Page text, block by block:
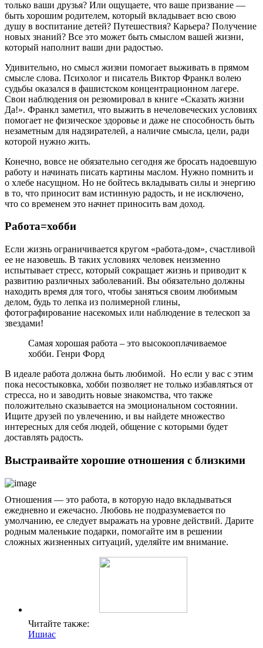
только ваши друзья? Или ощущаете, что ваше призвание —
быть хорошим родителем, который вкладывает всю свою
душу в воспитание детей? Путешествия? Карьера? Получение
новых знаний? Все это может быть смыслом вашей жизни,
который наполнит ваши дни радостью.
Удивительно, но смысл жизни помогает выживать в прямом
смысле слова. Психолог и писатель Виктор Франкл волею
судьбы оказался в фашистском концентрационном лагере.
Свои наблюдения он резюмировал в книге «Сказать жизни
Да!». Франкл заметил, что выжить в нечеловеческих условиях
помогает не физическое здоровье и даже не способность быть
незаметным для надзирателей, а наличие смысла, цели, ради
которой нужно жить.
Конечно, вовсе не обязательно сегодня же бросать надоевшую
работу и начинать писать картины маслом. Нужно помнить и
о хлебе насущном. Но не бойтесь вкладывать силы и энергию
в то, что приносит вам истинную радость, и не исключено,
что со временем это начнет приносить вам доход.
Работа=хобби
Если жизнь ограничивается кругом «работа-дом», счастливой
ее не назовешь. В таких условиях человек неизменно
испытывает стресс, который сокращает жизнь и приводит к
развитию различных заболеваний. Вы обязательно должны
находить время для того, чтобы заняться своим любимым
делом, будь то лепка из полимерной глины,
фотографирование насекомых или наблюдение в телескоп за
звездами!
Самая хорошая работа – это высокооплачиваемое
хобби. Генри Форд
В идеале работа должна быть любимой. Но если у вас с этим
пока несостыковка, хобби позволяет не только избавляться от
стресса, но и заводить новые знакомства, что также
положительно сказывается на эмоциональном состоянии.
Ищите друзей по увлечению, и вы найдете множество
интересных для себя людей, общение с которыми будет
доставлять радость.
Выстраивайте хорошие отношения с близкими
Отношения — это работа, в которую надо вкладываться
ежедневно и ежечасно. Любовь не подразумевается по
умолчанию, ее следует выражать на уровне действий. Дарите
родным маленькие подарки, помогайте им в решении
сложных жизненных ситуаций, уделяйте им внимание.
Читайте также:
Ишиас